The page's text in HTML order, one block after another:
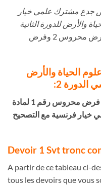
جدع مشترك علمي خيار
والأرض للدورة الثانية
مقسمة حسب الفرض محروس 1 وفرض محروس 2 وفرض
في مادة علوم الحياة والأرض
2:
تحميل فرض محروس رقم 1 لمادة
خيار فرنسية مع التصحيح
A partir de ce tableau ci-
tous les devoirs que vous